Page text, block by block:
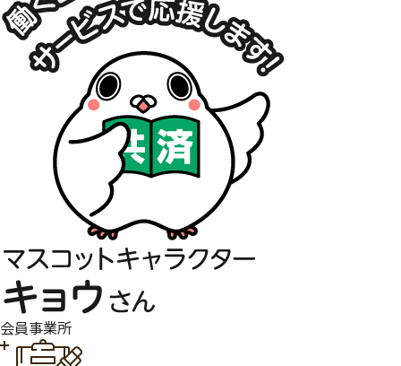
会員事業所